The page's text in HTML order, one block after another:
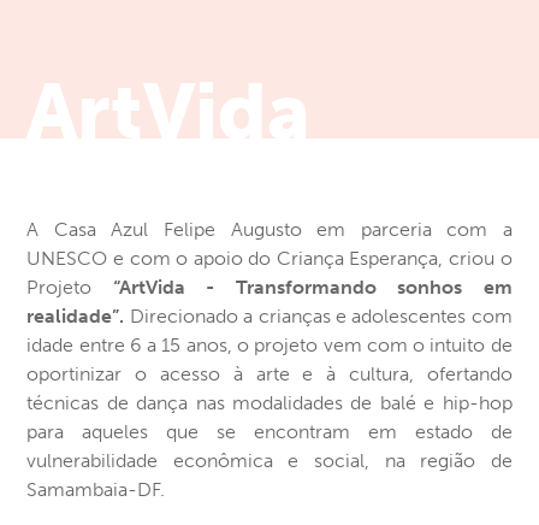
ArtVida
A Casa Azul Felipe Augusto em parceria com a
UNESCO e com o apoio do Criança Esperança, criou o
Projeto “ArtVida - Transformando sonhos em
realidade”. Direcionado a crianças e adolescentes com
idade entre 6 a 15 anos, o projeto vem com o intuito de
oportinizar o acesso à arte e à cultura, ofertando
técnicas de dança nas modalidades de balé e hip-hop
para aqueles que se encontram em estado de
vulnerabilidade econômica e social, na região de
Samambaia-DF.